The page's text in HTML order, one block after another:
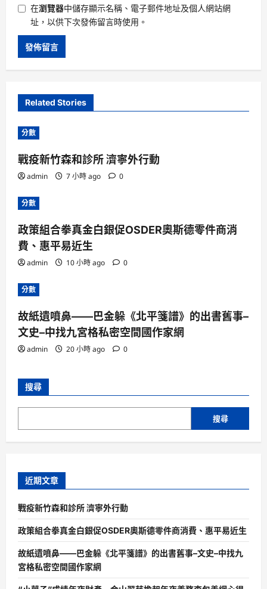
在瀏覽器中儲存顯示名稱、電子郵件地址及個人網站網
址，以供下次發佈留言時使用。
Related Stories
分數
戰疫新竹森和診所 濟寧外行動
admin 7 小時 ago 0
分數
政策組合拳真金白銀促OSDER奧斯德零件商消
費、惠平易近生
admin 10 小時 ago 0
分數
故紙遺噴鼻——巴金躲《北平箋譜》的出書舊事–
文史–中找九宮格私密空間國作家網
admin 20 小時 ago 0
搜尋
搜尋
近期文章
戰疫新竹森和診所 濟寧外行動
政策組合拳真金白銀促OSDER奧斯德零件商消費、惠平易近生
故紙遺噴鼻——巴金躲《北平箋譜》的出書舊事–文史–中找九
宮格私密空間國作家網